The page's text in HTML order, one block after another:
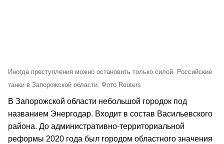
Иногда преступления можно остановить только силой. Российские
танки в Запорожской области. Фото Reuters
В Запорожской области небольшой городок под
названием Энергодар. Входит в состав Васильевского
района. До административно-территориальной
реформы 2020 года был городом областного значения